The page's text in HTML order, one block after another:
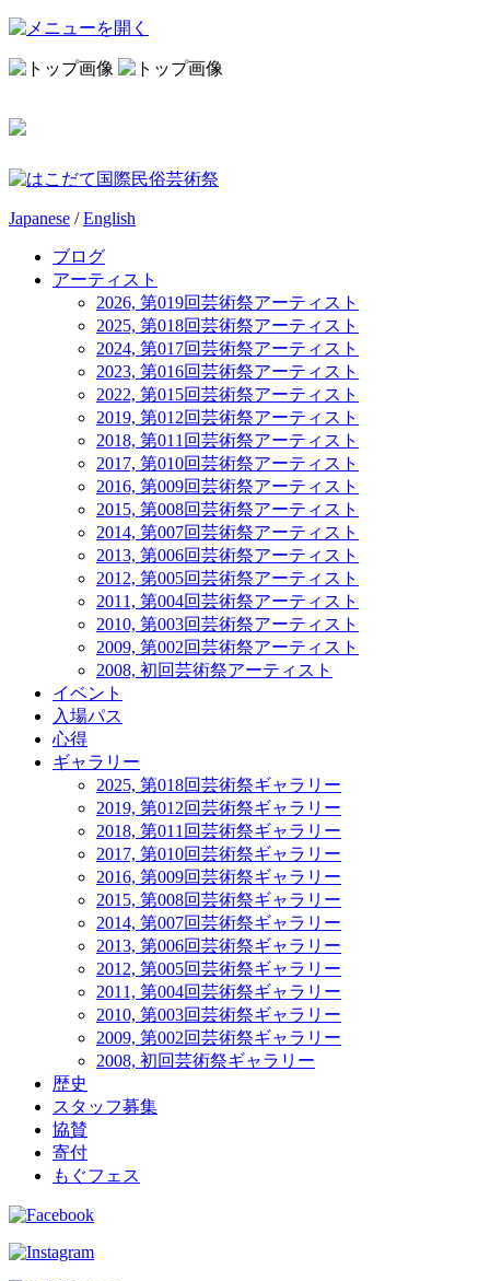
Japanese /English
ブログ
アーティスト
2026, 第019回芸術祭アーティスト
2025, 第018回芸術祭アーティスト
2024, 第017回芸術祭アーティスト
2023, 第016回芸術祭アーティスト
2022, 第015回芸術祭アーティスト
2019, 第012回芸術祭アーティスト
2018, 第011回芸術祭アーティスト
2017, 第010回芸術祭アーティスト
2016, 第009回芸術祭アーティスト
2015, 第008回芸術祭アーティスト
2014, 第007回芸術祭アーティスト
2013, 第006回芸術祭アーティスト
2012, 第005回芸術祭アーティスト
2011, 第004回芸術祭アーティスト
2010, 第003回芸術祭アーティスト
2009, 第002回芸術祭アーティスト
2008, 初回芸術祭アーティスト
イベント
入場パス
心得
ギャラリー
2025, 第018回芸術祭ギャラリー
2019, 第012回芸術祭ギャラリー
2018, 第011回芸術祭ギャラリー
2017, 第010回芸術祭ギャラリー
2016, 第009回芸術祭ギャラリー
2015, 第008回芸術祭ギャラリー
2014, 第007回芸術祭ギャラリー
2013, 第006回芸術祭ギャラリー
2012, 第005回芸術祭ギャラリー
2011, 第004回芸術祭ギャラリー
2010, 第003回芸術祭ギャラリー
2009, 第002回芸術祭ギャラリー
2008, 初回芸術祭ギャラリー
歴史
スタッフ募集
協賛
寄付
もぐフェス